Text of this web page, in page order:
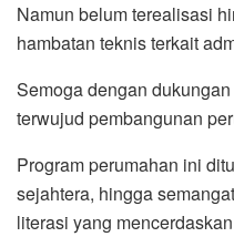
Namun belum terealisasi
hambatan teknis terkait
Semoga dengan
terwujud pembangunan
Program perumahan ini
sejahtera, hingga
literasi yang